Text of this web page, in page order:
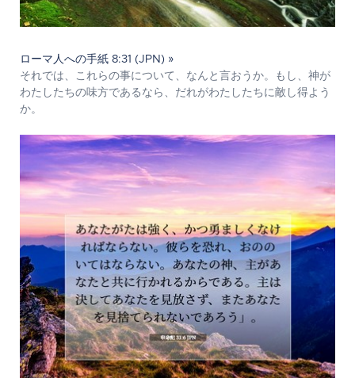
ローマ人への手紙 8:31 (JPN) »
それでは、これらの事について、なんと言おうか。もし、神が
わたしたちの味方であるなら、だれがわたしたちに敵し得よう
か。